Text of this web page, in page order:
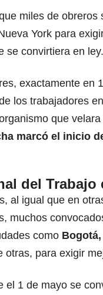
miles de
York para
se convirtiera en ley.
exactamente en
los trabajadores
que
marcó el inicio
del Trabajo
al igual que en
muchos
como
otras, para exigir
el 1 de mayo se